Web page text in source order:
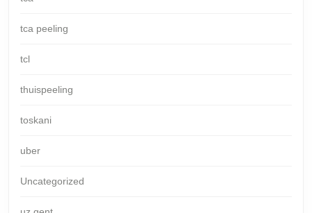
tca peeling
tcl
thuispeeling
toskani
uber
Uncategorized